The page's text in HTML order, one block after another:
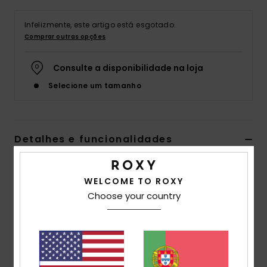
Infelizmente, este artigo está esgotado.
Comprar outras opções
Consulte a disponibilidade na loja
Selecione um tamanho
Detalhes e funcionalidades
Women White Tanga Bikini Bottoms
ERJX405068 Código de Corwbt0
Fabric:Soft, recycled, resistant & stretch polyester
Coverage:Tanga
WELCOME TO ROXY
Choose your country